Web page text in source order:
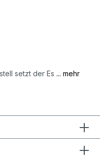
setzt der Es ... mehr